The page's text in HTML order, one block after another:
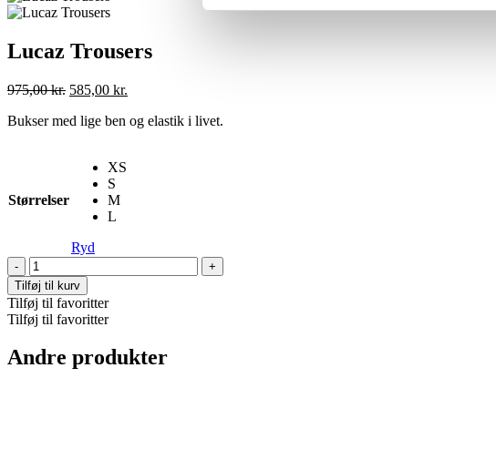
Lucaz Trousers
975,00kr. Den
pris
585,00 kr.
pris
Bukser med lige ben og elastik i livet.
Størrelser
XS
S
M
L
Ryd
Lucaz
Trousers
antal
Tilføj til kurv
Tilføj til favoritter
Tilføj til favoritter
Andre produkter